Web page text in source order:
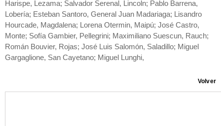
Harispe, Lezama; Salvador Serenal, Lincoln; Pablo Barrena,
Lobería; Esteban Santoro, General Juan Madariaga; Lisandro
Hourcade, Magdalena; Lorena Otermin, Maipú; José Castro,
Monte; Sofía Gambier, Pellegrini; Maximiliano Suescun, Rauch;
Román Bouvier, Rojas; José Luis Salomón, Saladillo; Miguel
Gargaglione, San Cayetano; Miguel Lunghi,
Volver